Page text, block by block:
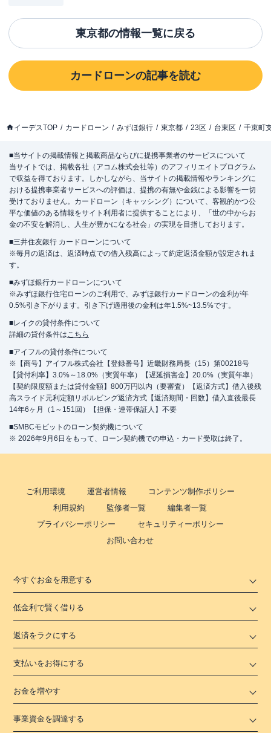
東京都の情報一覧に戻る
カードローンの記事を読む
イーデスTOP カードローン みずほ銀行 東京都 23区 台東区 千束町
■当サイトの掲載情報と掲載商品ならびに提携事業者のサービスについて
当サイトでは、掲載各社（アコム株式会社等）のアフィリエイトプログラム
で収益を得ております。しかしながら、当サイトの掲載情報やランキングに
おける提携事業者サービスへの評価は、提携の有無や金銭による影響を一切
受けておりません。カードローン（キャッシング）について、客観的かつ公
平な価値のある情報をサイト利用者に提供することにより、「世の中からお
金の不安を解消し、人生が豊かになる社会」の実現を目指しております。
■三井住友銀行 カードローンについて
※毎月の返済は、返済時点での借入残高によって約定返済金額が設定されま
す。
■みずほ銀行カードローンについて
※みずほ銀行住宅ローンのご利用で、みずほ銀行カードローンの金利が年
0.5%引き下がります。引き下げ適用後の金利は年1.5%~13.5%です。
■レイクの貸付条件について
詳細の貸付条件はこちら
■アイフルの貸付条件について
※【商号】アイフル株式会社【登録番号】近畿財務局長（15）第00218号
【貸付利率】3.0%～18.0%（実質年率）【遅延損害金】20.0%（実質年率）
【契約限度額または貸付金額】800万円以内（要審査）【返済方式】借入後残
高スライド元利定額リボルビング返済方式【返済期間・回数】借入直後最長
14年6ヶ月（1～151回）【担保・連帯保証人】不要
■SMBCモビットのローン契約機について
※ 2026年9月6日をもって、ローン契約機での申込・カード受取は終了。
ご利用環境 運営者情報
コンテンツ制作ポリシー
利用規約
監修者一覧
編集者一覧
プライバシーポリシー
セキュリティーポリシー
お問い合わせ
今すぐお金を用意する
低金利で賢く借りる
返済をラクにする
支払いをお得にする
お金を増やす
事業資金を調達する